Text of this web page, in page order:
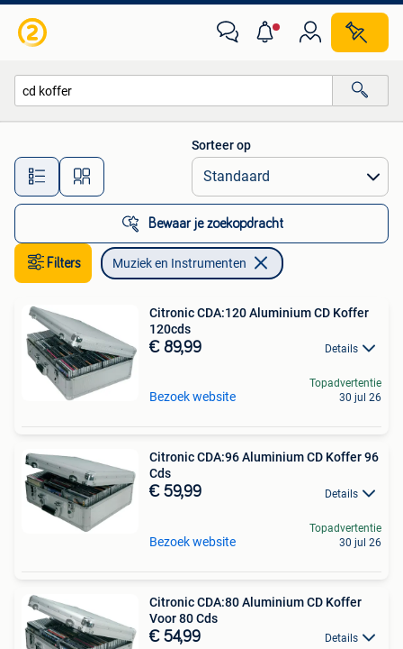
Alle afstanden…
Sorteer op
Bewaar je zoekopdracht
Filters Muziek en Instrumenten
Citronic CDA:120 Aluminium CD Koffer
120cds
€ 89,99 Details
Bezoek website
Topadvertentie
30 jul 26
Citronic CDA:96 Aluminium CD Koffer 96
Cds
€ 59,99 Details
Bezoek website
Topadvertentie
30 jul 26
Citronic CDA:80 Aluminium CD Koffer
Voor 80 Cds
€ 54,99 Details